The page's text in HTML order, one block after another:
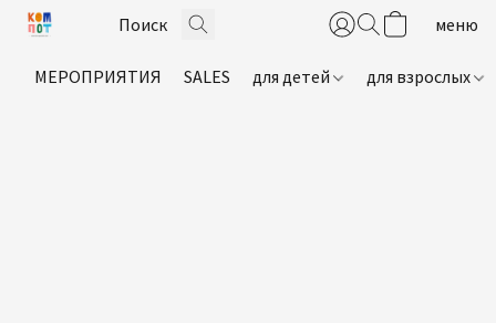
МЕРОПРИЯТИЯ SALES для детей для взрослых